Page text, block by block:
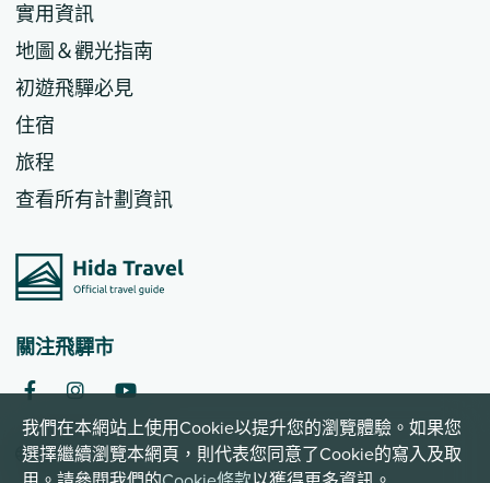
實用資訊
地圖＆觀光指南
初遊飛驒必見
住宿
旅程
查看所有計劃資訊
關注飛驒市
繁體中文
我們在本網站上使用Cookie以提升您的瀏覽體驗。如果您
選擇繼續瀏覽本網頁，則代表您同意了Cookie的寫入及取